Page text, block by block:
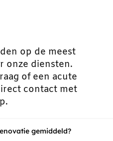
op de meest
onze diensten.
of een acute
contact met
gemiddeld?